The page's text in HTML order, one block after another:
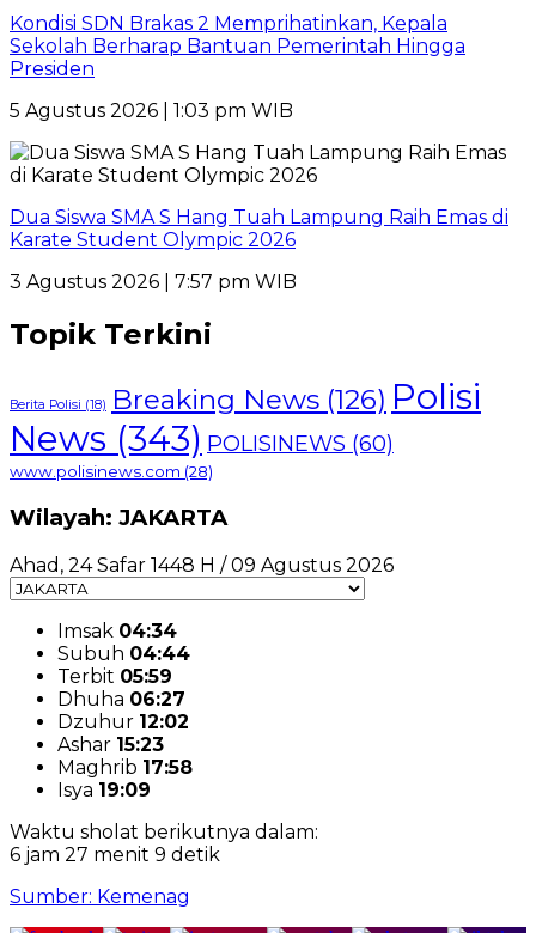
Kondisi SDN Brakas 2 Memprihatinkan, Kepala
Sekolah Berharap Bantuan Pemerintah Hingga
Presiden
5 Agustus 2026 | 1:03 pm WIB
Dua Siswa SMA S Hang Tuah Lampung Raih Emas di
Karate Student Olympic 2026
3 Agustus 2026 | 7:57 pm WIB
Topik Terkini
Berita Polisi (18) Breaking News (126) Polisi
News (343) POLISINEWS (60)
www.polisinews.com (28)
Wilayah: JAKARTA
Ahad, 24 Safar 1448 H / 09 Agustus 2026
Imsak 04:34
Subuh 04:44
Terbit 05:59
Dhuha 06:27
Dzuhur 12:02
Ashar 15:23
Maghrib 17:58
Isya 19:09
Waktu sholat berikutnya dalam:
6 jam 27 menit 8 detik
Sumber: Kemenag